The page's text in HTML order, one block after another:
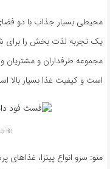
محیطی بسیار جذاب با دو
یک تجربه لذت بخش را برای
مجموعه طرفداران و مشتریان
است و کیفیت غذا بسیار بالا
منو: سرو انواع پیتزا، غذاهای